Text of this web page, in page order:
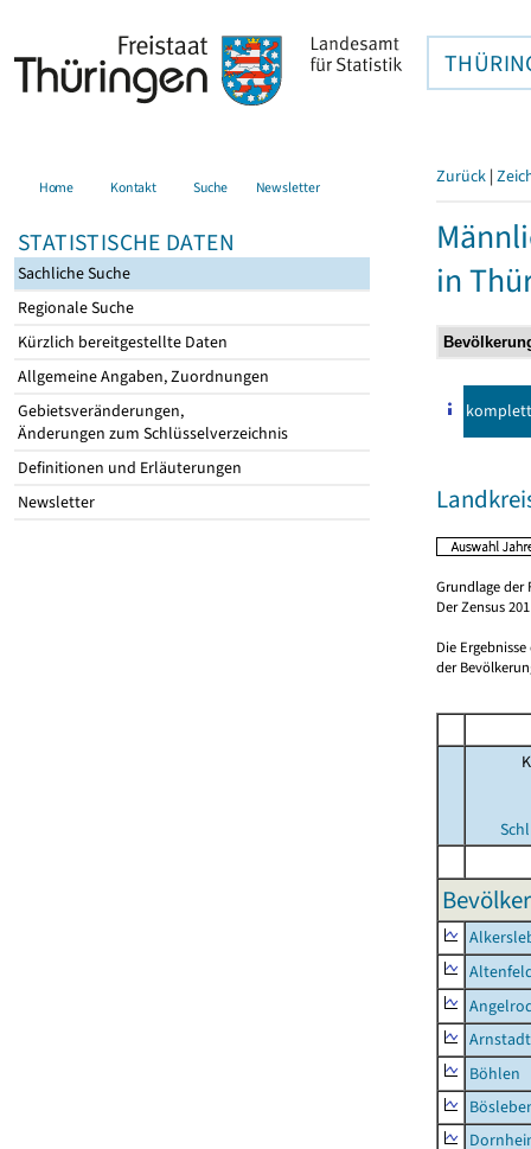
Home Kontakt Suche Newsletter
STATISTISCHE DATEN
Sachliche Suche
Regionale Suche
Kürzlich bereitgestellte Daten
Allgemeine Angaben, Zuordnungen
Gebietsveränderungen,
Änderungen zum Schlüsselverzeichnis
Definitionen und Erläuterungen
Newsletter
Zurück |
in
komplett
Grundlage der
Der Zensus
Die
der
Böhlen